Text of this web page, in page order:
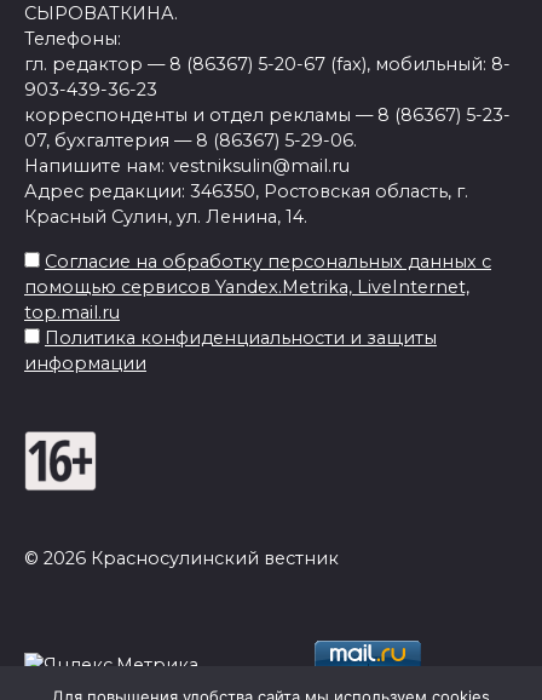
СЫРОВАТКИНА.
Телефоны:
гл. редактор — 8 (86367) 5-20-67 (fax), мобильный: 8-
903-439-36-23
корреспонденты и отдел рекламы — 8 (86367) 5-23-
07, бухгалтерия — 8 (86367) 5-29-06.
Напишите нам: vestniksulin@mail.ru
Адрес редакции: 346350, Ростовская область, г.
Красный Сулин, ул. Ленина, 14.
Согласие на обработку персональных данных с
помощью сервисов Yandex.Metrika, LiveInternet,
top.mail.ru
Политика конфиденциальности и защиты
информации
© 2026 Красносулинский вестник